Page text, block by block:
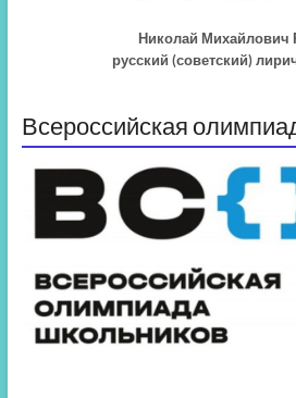
Николай Михайлович
русский (советский)
Всероссийская